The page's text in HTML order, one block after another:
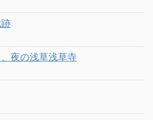
夜の浅草浅草寺